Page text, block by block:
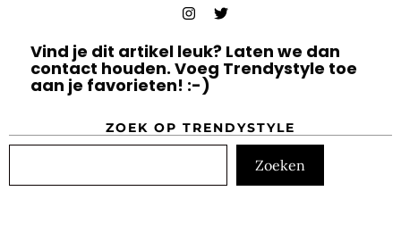
Vind je dit artikel leuk? Laten we dan
contact houden. Voeg Trendystyle toe
aan je favorieten! :-)
ZOEK OP TRENDYSTYLE
Zoeken